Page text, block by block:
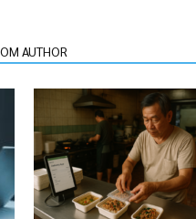
AUTHOR